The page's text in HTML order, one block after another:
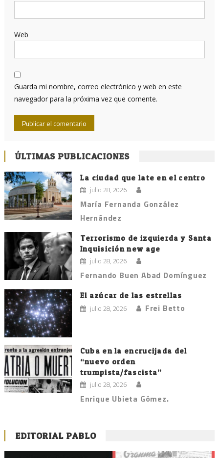
Web
Guarda mi nombre, correo electrónico y web en este
navegador para la próxima vez que comente.
ÚLTIMAS PUBLICACIONES
La ciudad que late en el centro
julio 28, 2026
María Fernanda González
Hernández
Terrorismo de izquierda y Santa
Inquisición new age
julio 28, 2026
Fernando Buen Abad Domínguez
El azúcar de las estrellas
julio 28, 2026 Frei Betto
Cuba en la encrucijada del
“nuevo orden
trumpista/fascista”
julio 28, 2026
Enrique Ubieta Gómez.
EDITORIAL PABLO